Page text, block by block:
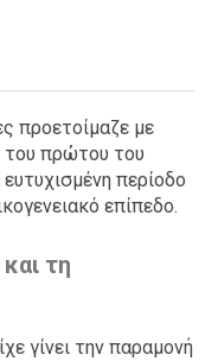
προετοίμαζε με
του πρώτου του
ευτυχισμένη περίοδο
επίπεδο.
τη
γίνει την παραμονή